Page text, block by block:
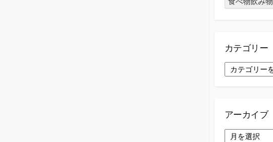
カテゴリー
カ
テ
アーカイブ